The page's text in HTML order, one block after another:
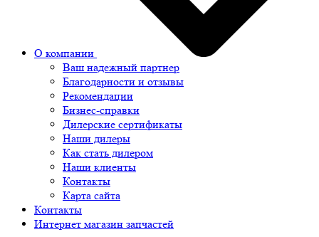
О компании
Ваш надежный партнер
Благодарности и отзывы
Рекомендации
Бизнес-справки
Дилерские сертификаты
Наши дилеры
Как стать дилером
Наши клиенты
Контакты
Карта сайта
Контакты
Интернет магазин запчастей